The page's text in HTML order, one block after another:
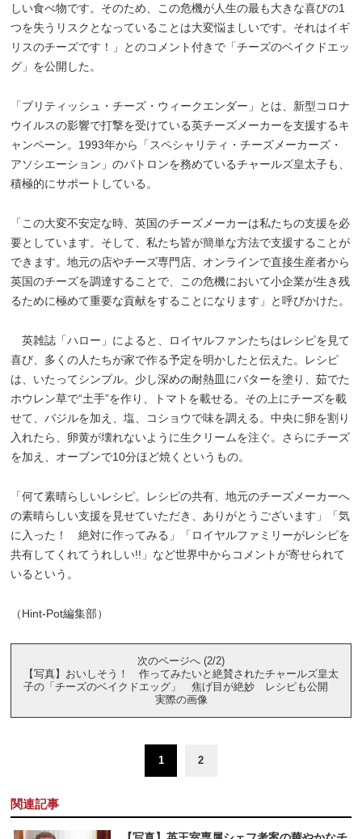
しい食べ物です。そのため、この危機が人生の最も大きな喜びの1
つを失うリスクとなっていることは大変悩ましいです。それはイギ
リスのチーズです！」とのコメント付きで「チーズのベイクドエッ
グ」を公開した。
「ブリティッシュ・チーズ・ウィークエンダー」とは、新型コロナ
ウイルスの影響で打撃を受けている英チーズメーカーを支援するキ
ャンペーン。1993年から「スペシャリティ・チーズメーカーズ・
アソシエーション」のパトロンを務めているチャールズ皇太子も、
積極的にサポートしている。
「この大変不安定な時、英国のチーズメーカーは私たちの支援を必
要としています。そして、私たち皆が簡単な方法で支援することが
できます。地元の店やチーズ専門店、オンラインで直接生産者から
英国のチーズを調達することで、この危機において小企業が生き残
るために極めて重要な貢献をすることになります」と呼びかけた。
英雑誌「ハロー」によると、ロイヤルファンたちはレシピを見て
喜び、多くの人たちが家で作る予定を明かしたと伝えた。レシピ
は、いたってシンプル。少し深めの耐熱皿にバターを塗り、茹でた
ホウレン草で“土手”を作り、トマトを載せる。その上にチーズを載
せて、バジルを加え、塩、コショウで味を調える。中央に卵を割り
入れたら、卵黄が壊れないように生クリームを注ぐ。さらにチーズ
を加え、オーブンで10分ほど焼くというもの。
「何て素晴らしいレシピ。レシピの共有、地元のチーズメーカーへ
の素晴らしい支援を見せていただき、ありがとうございます」「気
に入った！ 絶対に作ってみる」「ロイヤルファミリーがレシピを
共有してくれてうれしい!!」など世界中からコメントが寄せられて
いるという。
（Hint-Pot編集部）
次のページへ (2/2)
【写真】おいしそう！ 作ってみたいと絶賛されたチャールズ皇太
子の「チーズのベイクドエッグ」 焦げ目が絶妙 レシピも公開
実際の画像
1 2
関連記事